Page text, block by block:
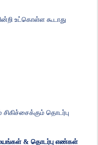
உட்கொள்ள கூடாது
சிகிச்சைக்கும் தொடர்பு
& தொடர்பு எண்கள்